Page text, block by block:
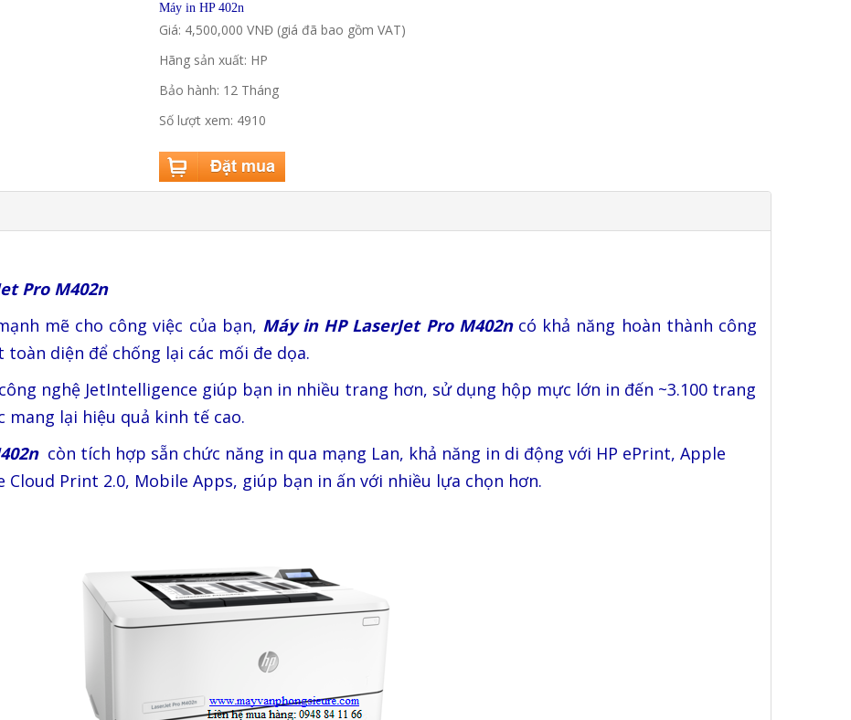
Máy in HP 402n
Giá: 4,500,000 VNĐ (giá đã bao gồm VAT)
Hãng sản xuất: HP
Bảo hành: 12 Tháng
Số lượt xem: 4910
Pro M402n
mẽ cho công việc của bạn, Máy in HP LaserJet Pro M402ncó khả năng hoàn thành công
diện để chống lại các mối đe dọa.
nghệ JetIntelligence giúp bạn in nhiều trang hơn, sử dụng hộp mực lớn in đến ~3.100 trang
lại hiệu quả kinh tế cao.
còn tích hợp sẵn chức năng in qua mạng Lan, khả năng in di động với HP ePrint, Apple
Print 2.0, Mobile Apps, giúp bạn in ấn với nhiều lựa chọn hơn.